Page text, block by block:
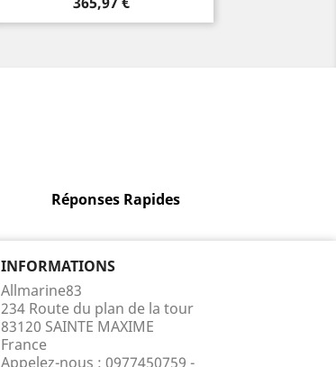
Réponses Rapides
INFORMATIONS
Allmarine83
234 Route du plan de la tour
83120 SAINTE MAXIME
France
Appelez-nous : 0977450759 -